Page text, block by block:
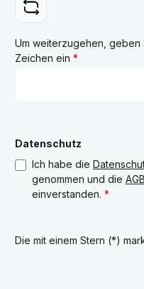
Um weiterzugehen,
Zeichen ein *
Datenschutz
Ich habe die
genommen und die AGB
einverstanden. *
Die mit einem Stern (*)